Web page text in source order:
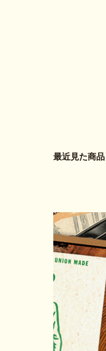
最近見た商品